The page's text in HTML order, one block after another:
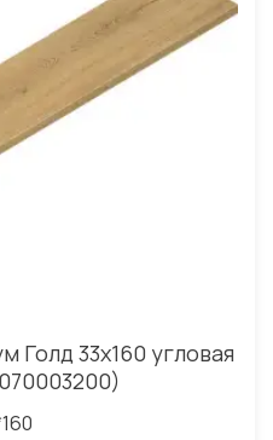
Голд 33x160 угловая